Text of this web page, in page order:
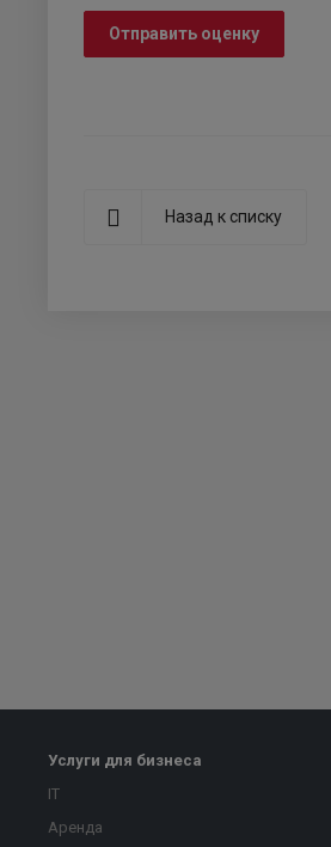
Отправить оценку
Назад к списку
Услуги для бизнеса
IT
Аренда